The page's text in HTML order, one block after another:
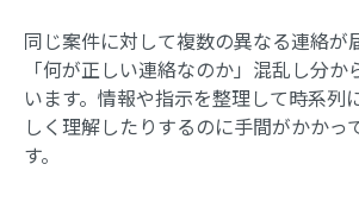
同じ案件に対して複数の異なる連絡が
「何が正しい連絡なのか」混乱し分か
います。情報や指示を整理して時系列
しく理解したりするのに手間がかかっ
す。